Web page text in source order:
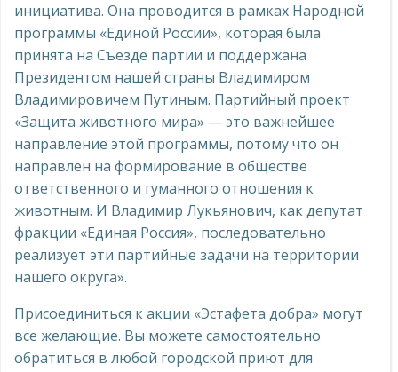
инициатива. Она проводится в рамках Народной
программы «Единой России», которая была
принята на Съезде партии и поддержана
Президентом нашей страны Владимиром
Владимировичем Путиным. Партийный проект
«Защита животного мира» — это важнейшее
направление этой программы, потому что он
направлен на формирование в обществе
ответственного и гуманного отношения к
животным. И Владимир Лукьянович, как депутат
фракции «Единая Россия», последовательно
реализует эти партийные задачи на территории
нашего округа».
Присоединиться к акции «Эстафета добра» могут
все желающие. Вы можете самостоятельно
обратиться в любой городской приют для